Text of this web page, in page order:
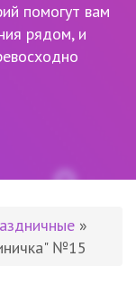
помогут вам
рядом, и
»
№15